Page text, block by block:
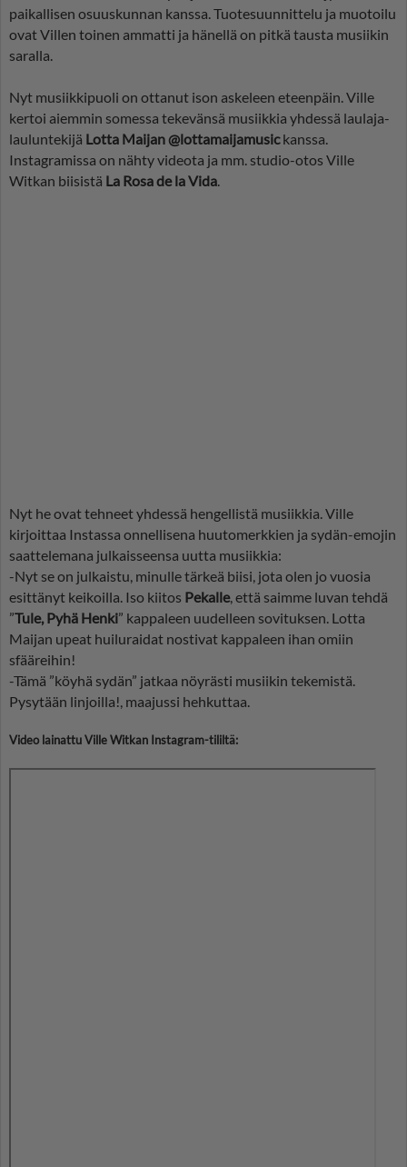
paikallisen osuuskunnan kanssa. Tuotesuunnittelu ja muotoilu
ovat Villen toinen ammatti ja hänellä on pitkä tausta musiikin
saralla.
Nyt musiikkipuoli on ottanut ison askeleen eteenpäin. Ville
kertoi aiemmin somessa tekevänsä musiikkia yhdessä laulaja-
lauluntekijä Lotta Maijan @lottamaijamusickanssa.
Instagramissa on nähty videota ja mm. studio-otos Ville
Witkan biisistä La Rosa de la Vida.
Nyt he ovat tehneet yhdessä hengellistä musiikkia. Ville
kirjoittaa Instassa onnellisena huutomerkkien ja sydän-emojin
saattelemana julkaisseensa uutta musiikkia:
-Nyt se on julkaistu, minulle tärkeä biisi, jota olen jo vuosia
esittänyt keikoilla. Iso kiitos Pekalle, että saimme luvan tehdä
”Tule, Pyhä Henki” kappaleen uudelleen sovituksen. Lotta
Maijan upeat huiluraidat nostivat kappaleen ihan omiin
sfääreihin!
-Tämä ”köyhä sydän” jatkaa nöyrästi musiikin tekemistä.
Pysytään linjoilla!, maajussi hehkuttaa.
Video lainattu Ville Witkan Instagram-tililtä: